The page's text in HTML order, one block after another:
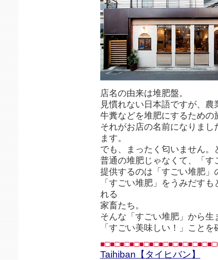
店名の由来は堆肥盤。
見慣れない日本語ですが、
牛糞などを堆肥にするための
それがお店の名前になりま
ます。
でも、まったく匂いません
普通の堆肥じゃなくて、「す
提供するのは「すごい堆肥」
「すごい堆肥」をうみだす
れる
家畜たち。
そんな「すごい堆肥」から生
「すごい美味しい！」こと
Taihiban【タイヒバン】